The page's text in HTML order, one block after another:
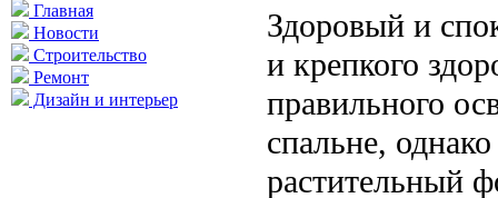
Главная
Новости
Строительство
Ремонт
Дизайн и интерьер
Здоровый и
и крепкого
правильного
спальне,
растительный